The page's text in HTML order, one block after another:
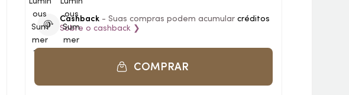
Cashback - Suas compras podem acumular créditos
Sobre o cashback ❯
COMPRAR